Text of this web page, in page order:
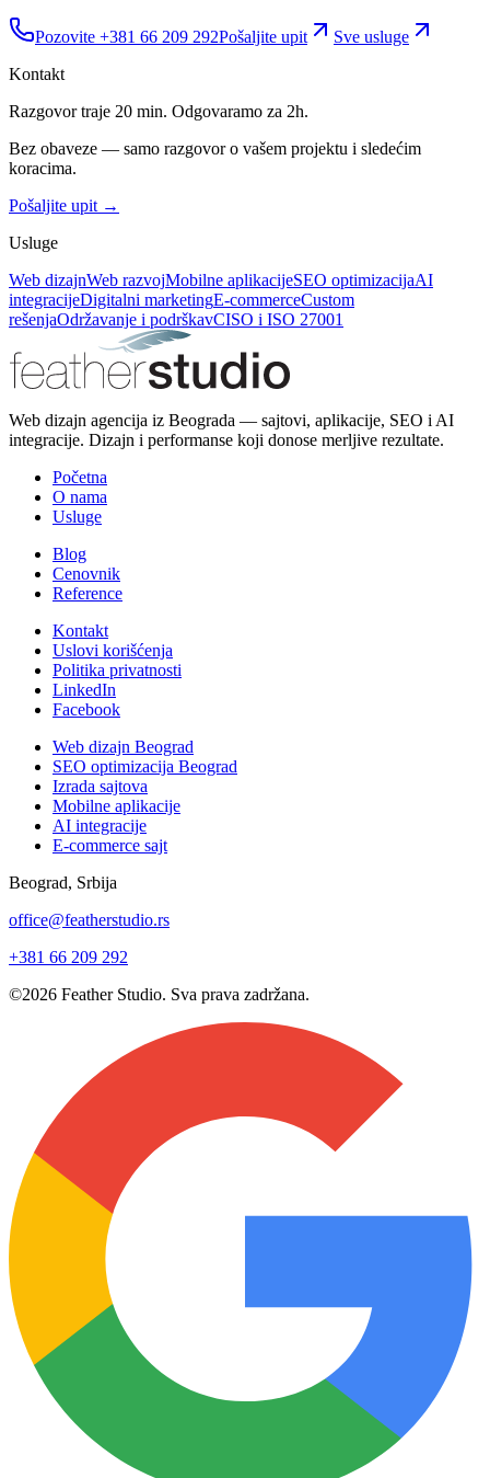
Pozovite +381 66 209 292Pošaljite upit
Sve usluge
Kontakt
Razgovor traje 20 min. Odgovaramo za 2h.
Bez obaveze — samo razgovor o vašem projektu i sledećim
koracima.
Pošaljite upit →
Usluge
Web dizajnWeb razvojMobilne aplikacijeSEO optimizacijaAI
integracijeDigitalni marketingE-commerceCustom
rešenjaOdržavanje i podrškavCISO i ISO 27001
Web dizajn agencija iz Beograda — sajtovi, aplikacije, SEO i AI
integracije. Dizajn i performanse koji donose merljive rezultate.
Početna
O nama
Usluge
Blog
Cenovnik
Reference
Kontakt
Uslovi korišćenja
Politika privatnosti
LinkedIn
Facebook
Web dizajn Beograd
SEO optimizacija Beograd
Izrada sajtova
Mobilne aplikacije
AI integracije
E-commerce sajt
Beograd, Srbija
office@featherstudio.rs
+381 66 209 292
©2026 Feather Studio. Sva prava zadržana.